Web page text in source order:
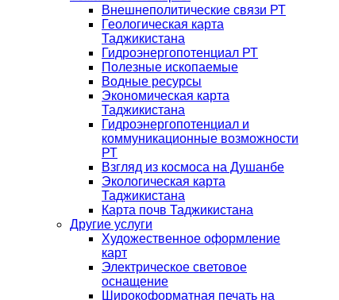
Внешнеполитические связи РТ
Геологическая карта
Таджикистана
Гидроэнергопотенциал РТ
Полезные ископаемые
Водные ресурсы
Экономическая карта
Таджикистана
Гидроэнергопотенциал и
коммуникационные возможности
РТ
Взгляд из космоса на Душанбе
Экологическая карта
Таджикистана
Карта почв Таджикистана
Другие услуги
Художественное оформление
карт
Электрическое световое
оснащение
Широкоформатная печать на